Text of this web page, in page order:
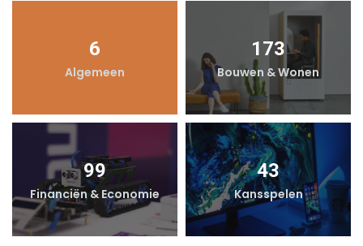
6
Algemeen
173
Bouwen & Wonen
99
Financiën & Economie
43
Kansspelen